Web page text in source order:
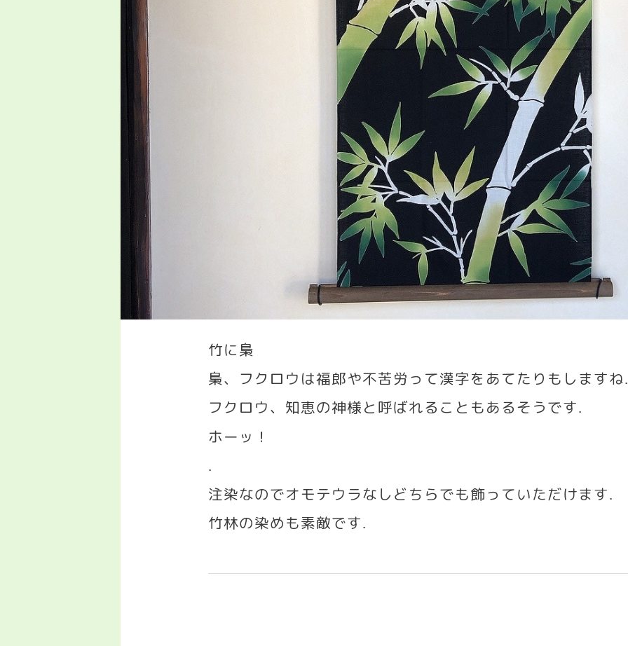
竹に梟
梟、フクロウは福郎や不苦労って漢字をあてたりもしますね.
フクロウ、知恵の神様と呼ばれることもあるそうです.
ホーッ！
.
注染なのでオモテウラなしどちらでも飾っていただけます.
竹林の染めも素敵です.